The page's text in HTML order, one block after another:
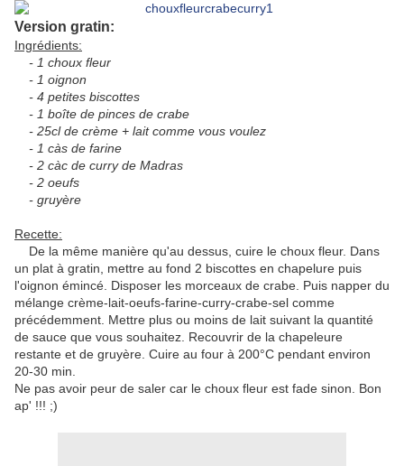
Version gratin:
Ingrédients:
- 1 choux fleur
- 1 oignon
- 4 petites biscottes
- 1 boîte de pinces de crabe
- 25cl de crème + lait comme vous voulez
- 1 càs de farine
- 2 càc de curry de Madras
- 2 oeufs
- gruyère
Recette:
De la même manière qu'au dessus, cuire le choux fleur. Dans
un plat à gratin, mettre au fond 2 biscottes en chapelure puis
l'oignon émincé. Disposer les morceaux de crabe. Puis napper du
mélange crème-lait-oeufs-farine-curry-crabe-sel comme
précédemment. Mettre plus ou moins de lait suivant la quantité
de sauce que vous souhaitez. Recouvrir de la chapeleure
restante et de gruyère. Cuire au four à 200°C pendant environ
20-30 min.
Ne pas avoir peur de saler car le choux fleur est fade sinon. Bon
ap' !!! ;)